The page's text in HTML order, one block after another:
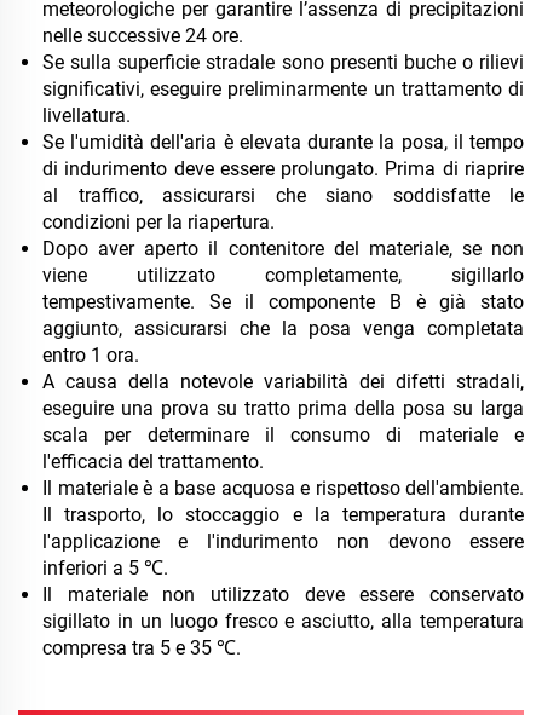
meteorologiche per garantire l’assenza di precipitazioni
nelle successive 24 ore.
Se sulla superficie stradale sono presenti buche o rilievi
significativi, eseguire preliminarmente un trattamento di
livellatura.
Se l'umidità dell'aria è elevata durante la posa, il tempo
di indurimento deve essere prolungato. Prima di riaprire
al traffico, assicurarsi che siano soddisfatte le
condizioni per la riapertura.
Dopo aver aperto il contenitore del materiale, se non
viene utilizzato completamente, sigillarlo
tempestivamente. Se il componente B è già stato
aggiunto, assicurarsi che la posa venga completata
entro 1 ora.
A causa della notevole variabilità dei difetti stradali,
eseguire una prova su tratto prima della posa su larga
scala per determinare il consumo di materiale e
l'efficacia del trattamento.
Il materiale è a base acquosa e rispettoso dell'ambiente.
Il trasporto, lo stoccaggio e la temperatura durante
l'applicazione e l'indurimento non devono essere
inferiori a 5 ℃.
Il materiale non utilizzato deve essere conservato
sigillato in un luogo fresco e asciutto, alla temperatura
compresa tra 5 e 35 ℃.